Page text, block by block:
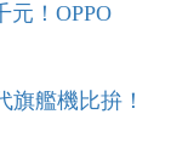
元！OPPO
旗艦機比拚！